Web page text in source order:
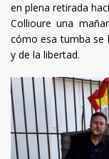
en plena retirada
Collioure una
cómo esa tumba se
y de la libertad.